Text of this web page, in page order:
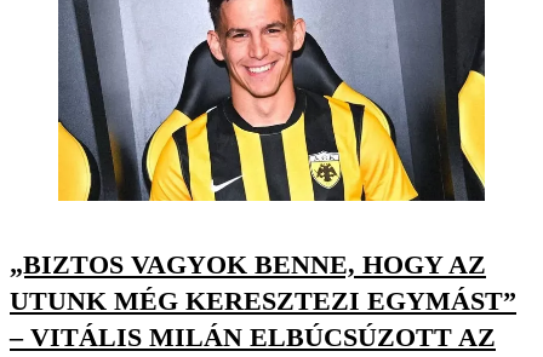
„BIZTOS VAGYOK BENNE, HOGY AZ
UTUNK MÉG KERESZTEZI EGYMÁST”
– VITÁLIS MILÁN ELBÚCSÚZOTT AZ